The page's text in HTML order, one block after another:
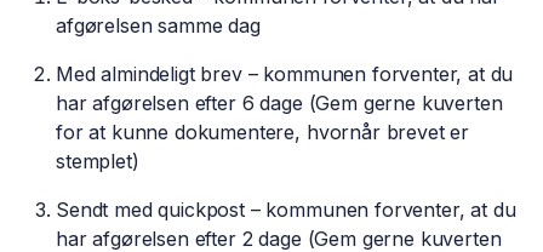
afgørelsen samme dag
Med almindeligt brev – kommunen forventer, at du
har afgørelsen efter 6 dage (Gem gerne kuverten
for at kunne dokumentere, hvornår brevet er
stemplet)
Sendt med quickpost – kommunen forventer, at du
har afgørelsen efter 2 dage (Gem gerne kuverten